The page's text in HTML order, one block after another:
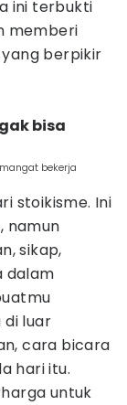
ini terbukti
memberi
berpikir
bisa
bekerja
stoikisme. Ini
namun
sikap,
dalam
luar
cara bicara
hari itu.
untuk